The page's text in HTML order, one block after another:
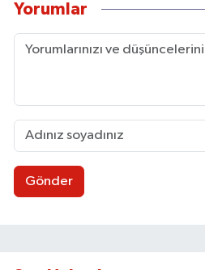
Yorumlar
Gönder